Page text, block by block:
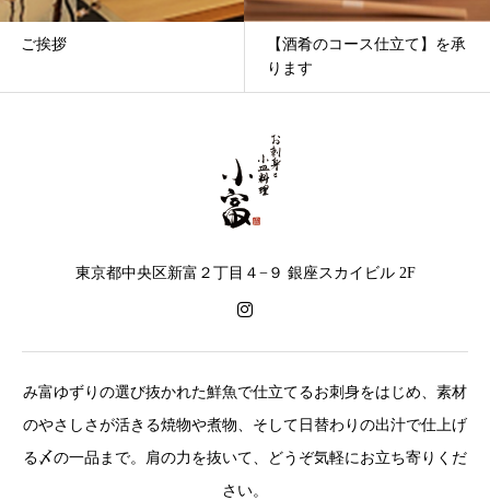
ご挨拶
【酒肴のコース仕立て】を承
ります
東京都中央区新富２丁目４−９ 銀座スカイビル 2F
み富ゆずりの選び抜かれた鮮魚で仕立てるお刺身をはじめ、素材
のやさしさが活きる焼物や煮物、そして日替わりの出汁で仕上げ
る〆の一品まで。肩の力を抜いて、どうぞ気軽にお立ち寄りくだ
さい。